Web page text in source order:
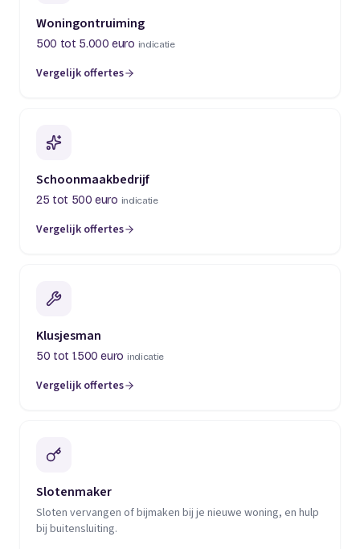
Woningontruiming
500 tot 5.000 euro indicatie
Vergelijk offertes
(opent in een nieuw tabblad)
Schoonmaakbedrijf
25 tot 500 euro indicatie
Vergelijk offertes
(opent in een nieuw tabblad)
Klusjesman
50 tot 1.500 euro indicatie
Vergelijk offertes
(opent in een nieuw tabblad)
Slotenmaker
Sloten vervangen of bijmaken bij je nieuwe woning, en hulp
bij buitensluiting.